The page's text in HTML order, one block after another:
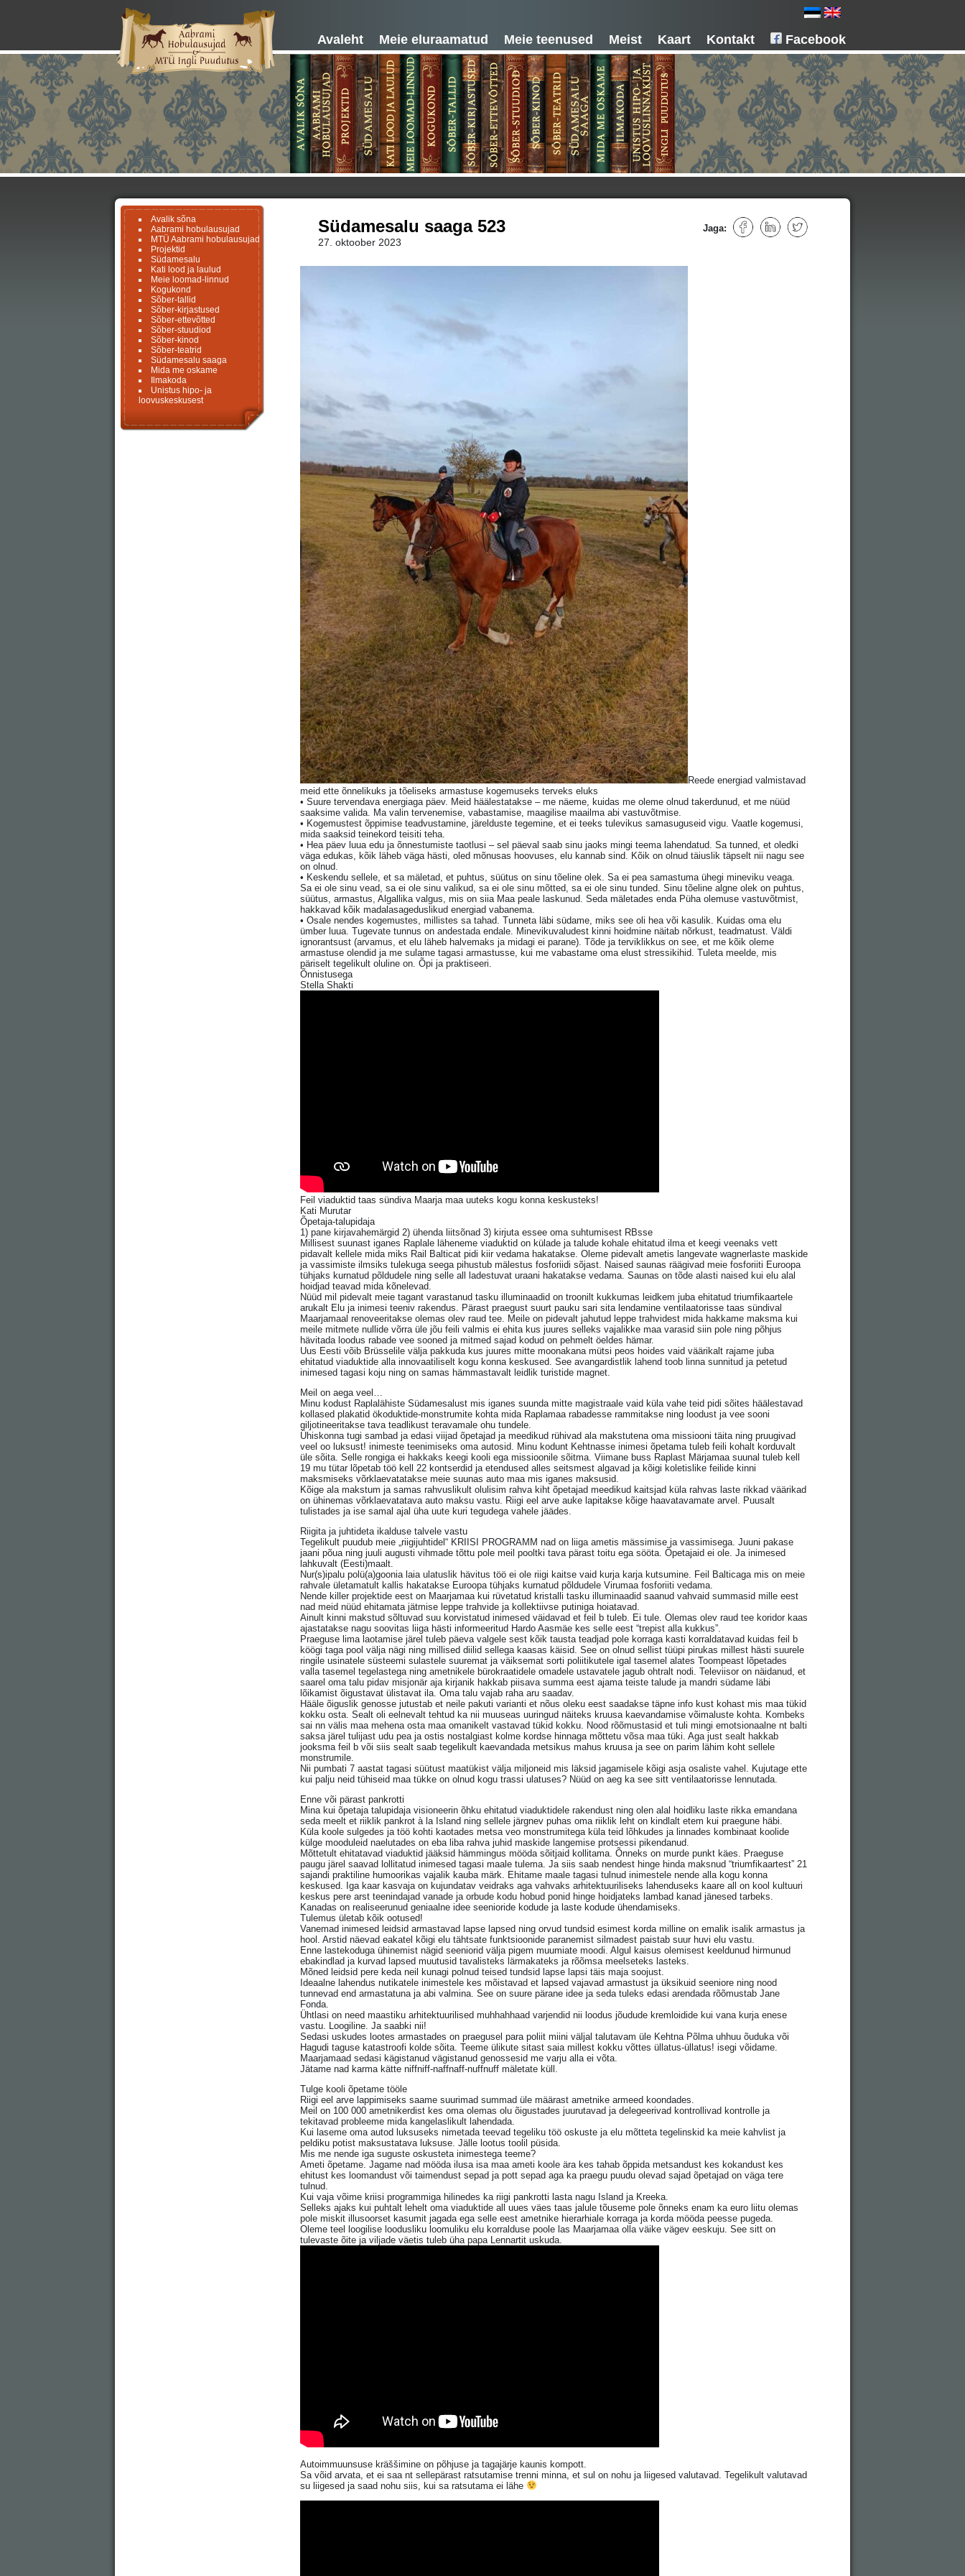
Avaleht Meie eluraamatud Meie teenused Meist Kaart Kontakt Facebook
Avalik sõna
Aabrami hobulausujad
MTÜ Aabrami hobulausujad
Projektid
Südamesalu
Kati lood ja laulud
Meie loomad-linnud
Kogukond
Sõber-tallid
Sõber-kirjastused
Sõber-ettevõtted
Sõber-stuudiod
Sõber-kinod
Sõber-teatrid
Südamesalu saaga
Mida me oskame
Ilmakoda
Unistus hipo- ja
loovuskeskusest
Südamesalu saaga 523
27. oktoober 2023
Jaga:
Reede energiad valmistavad
meid ette õnnelikuks ja tõeliseks armastuse kogemuseks terveks eluks
• Suure tervendava energiaga päev. Meid häälestatakse – me näeme, kuidas me oleme olnud takerdunud, et me nüüd
saaksime valida. Ma valin tervenemise, vabastamise, maagilise maailma abi vastuvõtmise.
• Kogemustest õppimise teadvustamine, järelduste tegemine, et ei teeks tulevikus samasuguseid vigu. Vaatle kogemusi,
mida saaksid teinekord teisiti teha.
• Hea päev luua edu ja õnnestumiste taotlusi – sel päeval saab sinu jaoks mingi teema lahendatud. Sa tunned, et oledki
väga edukas, kõik läheb väga hästi, oled mõnusas hoovuses, elu kannab sind. Kõik on olnud täiuslik täpselt nii nagu see
on olnud.
• Keskendu sellele, et sa mäletad, et puhtus, süütus on sinu tõeline olek. Sa ei pea samastuma ühegi mineviku veaga.
Sa ei ole sinu vead, sa ei ole sinu valikud, sa ei ole sinu mõtted, sa ei ole sinu tunded. Sinu tõeline algne olek on puhtus,
süütus, armastus, Algallika valgus, mis on siia Maa peale laskunud. Seda mäletades enda Püha olemuse vastuvõtmist,
hakkavad kõik madalasageduslikud energiad vabanema.
• Osale nendes kogemustes, millistes sa tahad. Tunneta läbi südame, miks see oli hea või kasulik. Kuidas oma elu
ümber luua. Tugevate tunnus on andestada endale. Minevikuvaludest kinni hoidmine näitab nõrkust, teadmatust. Väldi
ignorantsust (arvamus, et elu läheb halvemaks ja midagi ei parane). Tõde ja terviklikkus on see, et me kõik oleme
armastuse olendid ja me sulame tagasi armastusse, kui me vabastame oma elust stressikihid. Tuleta meelde, mis
päriselt tegelikult oluline on. Õpi ja praktiseeri.
Õnnistusega
Stella Shakti
Feil viaduktid taas sündiva Maarja maa uuteks kogu konna keskusteks!
Kati Murutar
Õpetaja-talupidaja
1) pane kirjavahemärgid 2) ühenda liitsõnad 3) kirjuta essee oma suhtumisest RBsse
Millisest suunast iganes Raplale läheneme viaduktid on külade ja talude kohale ehitatud ilma et keegi veenaks vett
pidavalt kellele mida miks Rail Balticat pidi kiir vedama hakatakse. Oleme pidevalt ametis langevate wagnerlaste maskide
ja vassimiste ilmsiks tulekuga seega pihustub mälestus fosforiidi sõjast. Naised saunas räägivad meie fosforiiti Euroopa
tühjaks kurnatud põldudele ning selle all ladestuvat uraani hakatakse vedama. Saunas on tõde alasti naised kui elu alal
hoidjad teavad mida kõnelevad.
Nüüd mil pidevalt meie tagant varastanud tasku illuminaadid on troonilt kukkumas leidkem juba ehitatud triumfikaartele
arukalt Elu ja inimesi teeniv rakendus. Pärast praegust suurt pauku sari sita lendamine ventilaatorisse taas sündival
Maarjamaal renoveeritakse olemas olev raud tee. Meile on pidevalt jahutud leppe trahvidest mida hakkame maksma kui
meile mitmete nullide võrra üle jõu feili valmis ei ehita kus juures selleks vajalikke maa varasid siin pole ning põhjus
hävitada loodus rabade vee sooned ja mitmed sajad kodud on pehmelt öeldes hämar.
Uus Eesti võib Brüsselile välja pakkuda kus juures mitte moonakana mütsi peos hoides vaid väärikalt rajame juba
ehitatud viaduktide alla innovaatiliselt kogu konna keskused. See avangardistlik lahend toob linna sunnitud ja petetud
inimesed tagasi koju ning on samas hämmastavalt leidlik turistide magnet.
Meil on aega veel…
Minu kodust Raplalähiste Südamesalust mis iganes suunda mitte magistraale vaid küla vahe teid pidi sõites häälestavad
kollased plakatid ökoduktide-monstrumite kohta mida Raplamaa rabadesse rammitakse ning loodust ja vee sooni
giljotineeritakse tava teadlikust teravamale ohu tundele.
Ühiskonna tugi sambad ja edasi viijad õpetajad ja meedikud rühivad ala makstutena oma missiooni täita ning pruugivad
veel oo luksust! inimeste teenimiseks oma autosid. Minu kodunt Kehtnasse inimesi õpetama tuleb feili kohalt korduvalt
üle sõita. Selle rongiga ei hakkaks keegi kooli ega missioonile sõitma. Viimane buss Raplast Märjamaa suunal tuleb kell
19 mu tütar lõpetab töö kell 22 kontserdid ja etendused alles seitsmest algavad ja kõigi koletislike feilide kinni
maksmiseks võrklaevatatakse meie suunas auto maa mis iganes maksusid.
Kõige ala makstum ja samas rahvuslikult olulisim rahva kiht õpetajad meedikud kaitsjad küla rahvas laste rikkad väärikad
on ühinemas võrklaevatatava auto maksu vastu. Riigi eel arve auke lapitakse kõige haavatavamate arvel. Puusalt
tulistades ja ise samal ajal üha uute kuri tegudega vahele jäädes.
Riigita ja juhtideta ikalduse talvele vastu
Tegelikult puudub meie „riigijuhtidel“ KRIISI PROGRAMM nad on liiga ametis mässimise ja vassimisega. Juuni pakase
jaani põua ning juuli augusti vihmade tõttu pole meil pooltki tava pärast toitu ega sööta. Õpetajaid ei ole. Ja inimesed
lahkuvalt (Eesti)maalt.
Nur(s)ipalu polü(a)goonia laia ulatuslik hävitus töö ei ole riigi kaitse vaid kurja karja kutsumine. Feil Balticaga mis on meie
rahvale ületamatult kallis hakatakse Euroopa tühjaks kurnatud põldudele Virumaa fosforiiti vedama.
Nende killer projektide eest on Maarjamaa kui rüvetatud kristalli tasku illuminaadid saanud vahvaid summasid mille eest
nad meid nüüd ehitamata jätmise leppe trahvide ja kollektiivse putiniga hoiatavad.
Ainult kinni makstud sõltuvad suu korvistatud inimesed väidavad et feil b tuleb. Ei tule. Olemas olev raud tee koridor kaas
ajastatakse nagu soovitas liiga hästi informeeritud Hardo Aasmäe kes selle eest “trepist alla kukkus”.
Praeguse lima laotamise järel tuleb päeva valgele sest kõik tausta teadjad pole korraga kasti korraldatavad kuidas feil b
köögi taga pool välja nägi ning millised diilid sellega kaasas käisid. See on olnud sellist tüüpi pirukas millest hästi suurele
ringile usinatele süsteemi sulastele suuremat ja väiksemat sorti poliitikutele igal tasemel alates Toompeast lõpetades
valla tasemel tegelastega ning ametnikele bürokraatidele omadele ustavatele jagub ohtralt nodi. Televiisor on näidanud, et
saarel oma talu pidav misjonär aja kirjanik hakkab piisava summa eest ajama teiste talude ja mandri südame läbi
lõikamist õigustavat ülistavat ila. Oma talu vajab raha aru saadav.
Hääle õiguslik genosse jutustab et neile pakuti varianti et nõus oleku eest saadakse täpne info kust kohast mis maa tükid
kokku osta. Sealt oli eelnevalt tehtud ka nii muuseas uuringud näiteks kruusa kaevandamise võimaluste kohta. Kombeks
sai nn välis maa mehena osta maa omanikelt vastavad tükid kokku. Nood rõõmustasid et tuli mingi emotsionaalne nt balti
saksa järel tulijast udu pea ja ostis nostalgiast kolme kordse hinnaga mõttetu võsa maa tüki. Aga just sealt hakkab
jooksma feil b või siis sealt saab tegelikult kaevandada metsikus mahus kruusa ja see on parim lähim koht sellele
monstrumile.
Nii pumbati 7 aastat tagasi süütust maatükist välja miljoneid mis läksid jagamisele kõigi asja osaliste vahel. Kujutage ette
kui palju neid tühiseid maa tükke on olnud kogu trassi ulatuses? Nüüd on aeg ka see sitt ventilaatorisse lennutada.
Enne või pärast pankrotti
Mina kui õpetaja talupidaja visioneerin õhku ehitatud viaduktidele rakendust ning olen alal hoidliku laste rikka emandana
seda meelt et riiklik pankrot à la Island ning sellele järgnev puhas oma riiklik leht on kindlalt etem kui praegune häbi.
Küla koole sulgedes ja töö kohti kaotades metsa veo monstrumitega küla teid lõhkudes ja linnades kombinaat koolide
külge mooduleid naelutades on eba liba rahva juhid maskide langemise protsessi pikendanud.
Mõttetult ehitatavad viaduktid jääksid hämmingus mööda sõitjaid kollitama. Õnneks on murde punkt käes. Praeguse
paugu järel saavad lollitatud inimesed tagasi maale tulema. Ja siis saab nendest hinge hinda maksnud “triumfikaartest” 21
sajandi praktiline humoorikas vajalik kauba märk. Ehitame maale tagasi tulnud inimestele nende alla kogu konna
keskused. Iga kaar kasvaja on kujundatav veidraks aga vahvaks arhitektuuriliseks lahenduseks kaare all on kool kultuuri
keskus pere arst teenindajad vanade ja orbude kodu hobud ponid hinge hoidjateks lambad kanad jänesed tarbeks.
Kanadas on realiseerunud geniaalne idee seenioride kodude ja laste kodude ühendamiseks.
Tulemus ületab kõik ootused!
Vanemad inimesed leidsid armastavad lapse lapsed ning orvud tundsid esimest korda milline on emalik isalik armastus ja
hool. Arstid näevad eakatel kõigi elu tähtsate funktsioonide paranemist silmadest paistab suur huvi elu vastu.
Enne lastekoduga ühinemist nägid seeniorid välja pigem muumiate moodi. Algul kaisus olemisest keeldunud hirmunud
ebakindlad ja kurvad lapsed muutusid tavalisteks lärmakateks ja rõõmsa meelseteks lasteks.
Mõned leidsid pere keda neil kunagi polnud teised tundsid lapse lapsi täis maja soojust.
Ideaalne lahendus nutikatele inimestele kes mõistavad et lapsed vajavad armastust ja üksikuid seeniore ning nood
tunnevad end armastatuna ja abi valmina. See on suure pärane idee ja seda tuleks edasi arendada rõõmustab Jane
Fonda.
Ühtlasi on need maastiku arhitektuurilised muhhahhaad varjendid nii loodus jõudude kremloidide kui vana kurja enese
vastu. Loogiline. Ja saabki nii!
Sedasi uskudes lootes armastades on praegusel para poliit miini väljal talutavam üle Kehtna Põlma uhhuu õuduka või
Hagudi taguse katastroofi kolde sõita. Teeme ülikute sitast saia millest kokku võttes üllatus-üllatus! isegi võidame.
Maarjamaad sedasi kägistanud vägistanud genossesid me varju alla ei võta.
Jätame nad karma kätte niffniff-naffnaff-nuffnuff mäletate küll.
Tulge kooli õpetame tööle
Riigi eel arve lappimiseks saame suurimad summad üle määrast ametnike armeed koondades.
Meil on 100 000 ametnikerdist kes oma olemas olu õigustades juurutavad ja delegeerivad kontrollivad kontrolle ja
tekitavad probleeme mida kangelaslikult lahendada.
Kui laseme oma autod luksuseks nimetada teevad tegeliku töö oskuste ja elu mõtteta tegelinskid ka meie kahvlist ja
peldiku potist maksustatava luksuse. Jälle lootus toolil püsida.
Mis me nende iga suguste oskusteta inimestega teeme?
Ameti õpetame. Jagame nad mööda ilusa isa maa ameti koole ära kes tahab õppida metsandust kes kokandust kes
ehitust kes loomandust või taimendust sepad ja pott sepad aga ka praegu puudu olevad sajad õpetajad on väga tere
tulnud.
Kui vaja võime kriisi programmiga hilinedes ka riigi pankrotti lasta nagu Island ja Kreeka.
Selleks ajaks kui puhtalt lehelt oma viaduktide all uues väes taas jalule tõuseme pole õnneks enam ka euro liitu olemas
pole miskit illusoorset kasumit jagada ega selle eest ametnike hierarhiale korraga ja korda mööda peesse pugeda.
Oleme teel loogilise loodusliku loomuliku elu korralduse poole las Maarjamaa olla väike vägev eeskuju. See sitt on
tulevaste õite ja viljade väetis tuleb üha papa Lennartit uskuda.
Autoimmuunsuse kräššimine on põhjuse ja tagajärje kaunis kompott.
Sa võid arvata, et ei saa nt sellepärast ratsutamise trenni minna, et sul on nohu ja liigesed valutavad. Tegelikult valutavad
su liigesed ja saad nohu siis, kui sa ratsutama ei lähe